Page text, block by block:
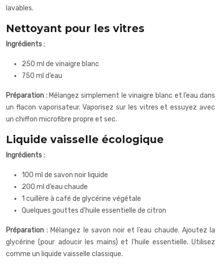
lavables.
Nettoyant pour les vitres
Ingrédients :
250 ml de vinaigre blanc
750 ml d’eau
Préparation : Mélangez simplement le vinaigre blanc et l’eau dans
un flacon vaporisateur. Vaporisez sur les vitres et essuyez avec
un chiffon microfibre propre et sec.
Liquide vaisselle écologique
Ingrédients :
100 ml de savon noir liquide
200 ml d’eau chaude
1 cuillère à café de glycérine végétale
Quelques gouttes d’huile essentielle de citron
Préparation : Mélangez le savon noir et l’eau chaude. Ajoutez la
glycérine (pour adoucir les mains) et l’huile essentielle. Utilisez
comme un liquide vaisselle classique.